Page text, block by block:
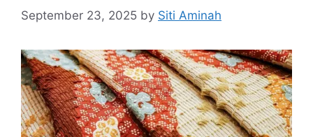
September 23, 2025 by Siti Aminah